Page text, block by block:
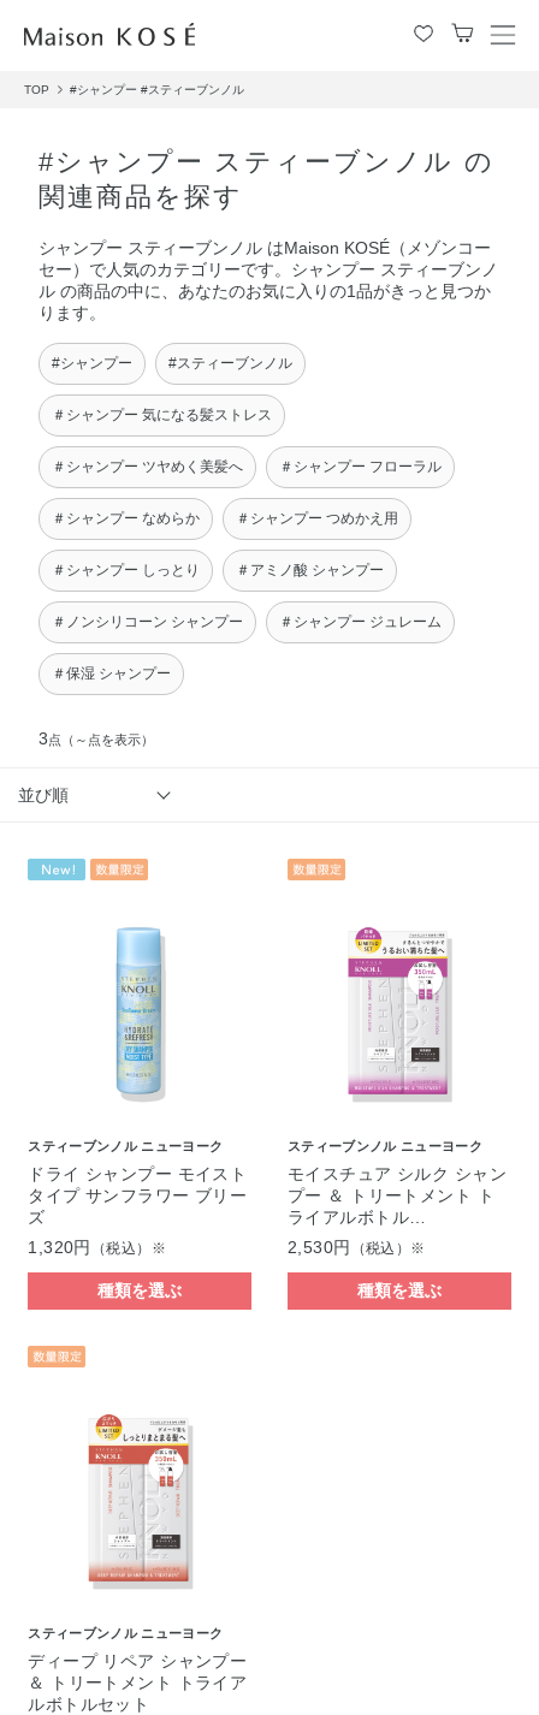
メ
TOP #シャンプー #スティーブンノル
#シャンプー スティーブンノル の
関連商品を探す
シャンプー スティーブンノル はMaison KOSÉ（メゾンコー
セー）で人気のカテゴリーです。シャンプー スティーブンノ
ル の商品の中に、あなたのお気に入りの1品がきっと見つか
ります。
#シャンプー #スティーブンノル
＃シャンプー 気になる髪ストレス
＃シャンプー ツヤめく美髪へ ＃シャンプー フローラル
＃シャンプー なめらか ＃シャンプー つめかえ用
＃シャンプー しっとり ＃アミノ酸 シャンプー
＃ノンシリコーン シャンプー ＃シャンプー ジュレーム
＃保湿 シャンプー
3点 （～点を表示）
並び順
スティーブンノル ニューヨーク
ドライ シャンプー モイスト
タイプ サンフラワー ブリー
ズ
1,320円
（税込）※
種類を選ぶ
スティーブンノル ニューヨーク
モイスチュア シルク シャン
プー ＆ トリートメント ト
ライアルボトル…
2,530円
（税込）※
種類を選ぶ
スティーブンノル ニューヨーク
ディープ リペア シャンプー
＆ トリートメント トライア
ルボトルセット